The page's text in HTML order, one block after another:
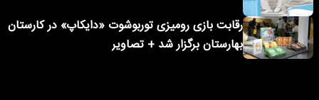
رقابت بازی رومیزی توربوشوت «دایکاپ» در کارستان
بهارستان برگزار شد + تصاویر